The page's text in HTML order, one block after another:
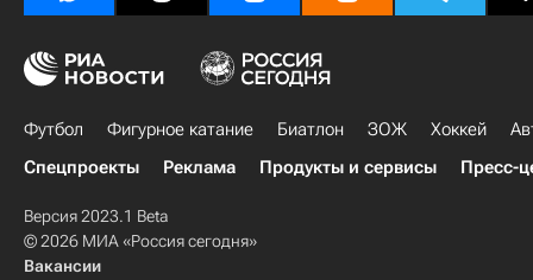
Футбол Фигурное катание Биатлон ЗОЖ Хоккей
Спецпроекты
Реклама Продукты и сервисы Пресс-
Версия 2023.1 Beta
© 2026 МИА «Россия сегодня»
Вакансии